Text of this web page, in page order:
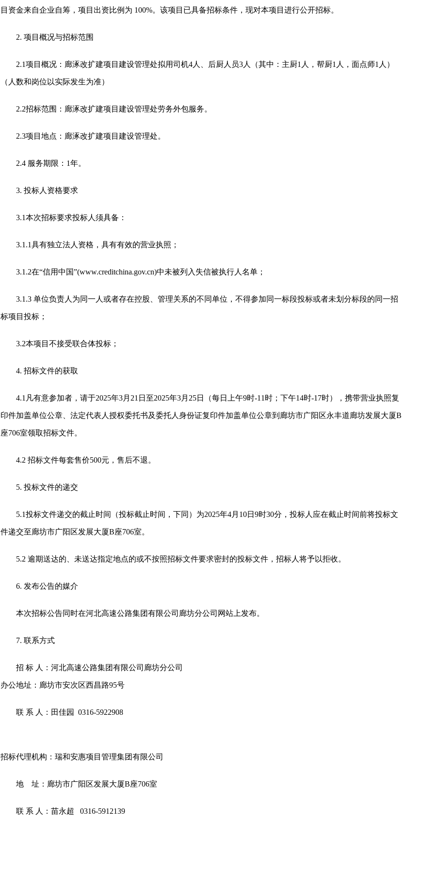
目资金来自企业自筹，项目出资比例为 100%。该项目已具备招标条件，现对本项目进行公开招标。
2. 项目概况与招标范围
2.1项目概况：廊涿改扩建项目建设管理处拟用司机4人、后厨人员3人（其中：主厨1人，帮厨1人，面点师1人）
（人数和岗位以实际发生为准）
2.2招标范围：廊涿改扩建项目建设管理处劳务外包服务。
2.3项目地点：廊涿改扩建项目建设管理处。
2.4 服务期限：1年。
3. 投标人资格要求
3.1本次招标要求投标人须具备：
3.1.1具有独立法人资格，具有有效的营业执照；
3.1.2在“信用中国”(www.creditchina.gov.cn)中未被列入失信被执行人名单；
3.1.3 单位负责人为同一人或者存在控股、管理关系的不同单位，不得参加同一标段投标或者未划分标段的同一招
标项目投标；
3.2本项目不接受联合体投标；
4. 招标文件的获取
4.1凡有意参加者，请于2025年3月21日至2025年3月25日（每日上午9时-11时；下午14时-17时），携带营业执照复
印件加盖单位公章、法定代表人授权委托书及委托人身份证复印件加盖单位公章到廊坊市广阳区永丰道廊坊发展大厦B
座706室领取招标文件。
4.2 招标文件每套售价500元，售后不退。
5. 投标文件的递交
5.1投标文件递交的截止时间（投标截止时间，下同）为2025年4月10日9时30分，投标人应在截止时间前将投标文
件递交至廊坊市广阳区发展大厦B座706室。
5.2 逾期送达的、未送达指定地点的或不按照招标文件要求密封的投标文件，招标人将予以拒收。
6. 发布公告的媒介
本次招标公告同时在河北高速公路集团有限公司廊坊分公司网站上发布。
7. 联系方式
招 标 人：河北高速公路集团有限公司廊坊分公司
办公地址：廊坊市安次区西昌路95号
联 系 人：田佳园 0316-5922908
招标代理机构：瑞和安惠项目管理集团有限公司
地 址：廊坊市广阳区发展大厦B座706室
联 系 人：苗永超 0316-5912139